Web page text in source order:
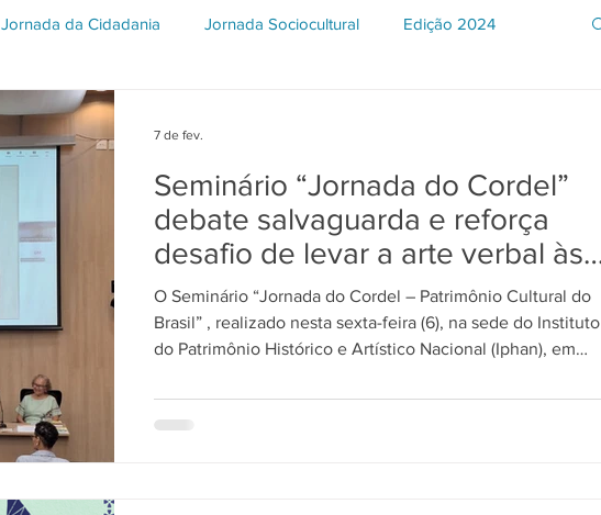
Jornada da Cidadania Jornada Sociocultural Edição 2024
Edição 2017
Jornada do CordelSeminário “Jornada do Cordel”
debate salvaguarda e reforça
desafio de levar a arte verbal às
escolas
O Seminário “Jornada do Cordel – Patrimônio Cultural do
Brasil” , realizado nesta sexta-feira (6), na sede do Instituto
do Patrimônio Histórico e Artístico Nacional (Iphan), em
gestores públicos em um balanço sobre os avanços e os
desafios da política de salvaguarda da Literatura de Cordel,
7 de fev.